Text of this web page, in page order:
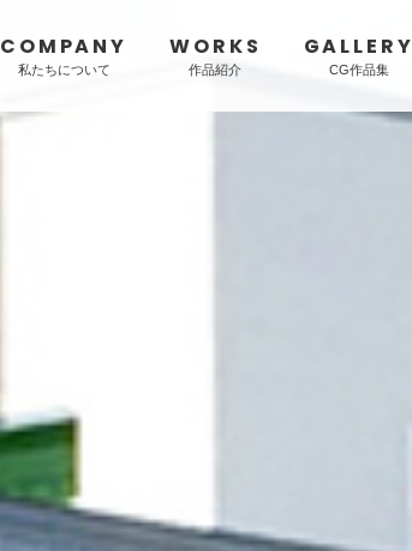
TE-RU ARCHITECTS LTD
COMPANY
私たちについて
WORKS
作品紹介
GALLERY
CG作品集